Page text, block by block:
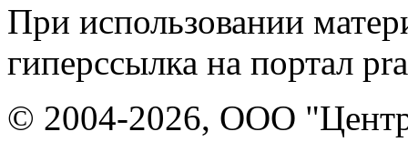
При использовании
гиперссылка на портал
© 2004-2026, ООО "Центр